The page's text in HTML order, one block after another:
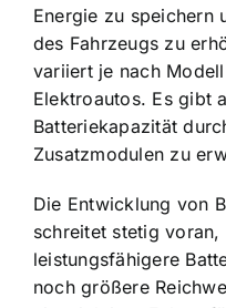
Energie zu speichern
des Fahrzeugs zu
variiert je nach
Elektroautos. Es gibt
Batteriekapazität
Zusatzmodulen zu
Die Entwicklung von
schreitet stetig
leistungsfähigere
noch größere